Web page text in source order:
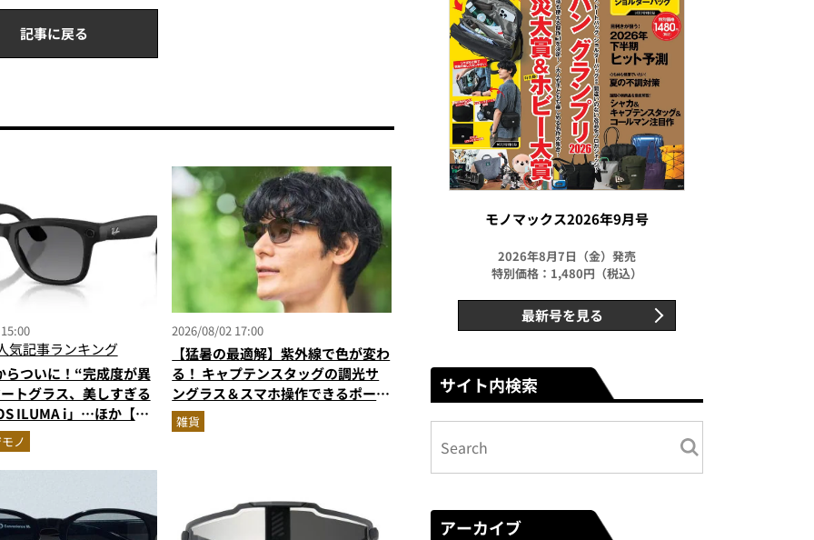
記事に戻る
気記事ランキング
らついに！“完成度が異
トグラス、美しすぎる
ILUMA i」…ほか【ガ
気記事ランキングベス
年6月版）
ノ
2026/08/02 17:00
【猛暑の最適解】紫外線で色が変わ
る！ キャプテンスタッグの調光サ
ングラス＆スマホ操作できるポーチ
の最強タッグがMonoMax9月号増
刊付録に登場
雑貨
モノマックス2026年9月号
2026年8月7日（金）発売
特別価格：1,480円（税込）
最新号を見る
サイト内検索
アーカイブ